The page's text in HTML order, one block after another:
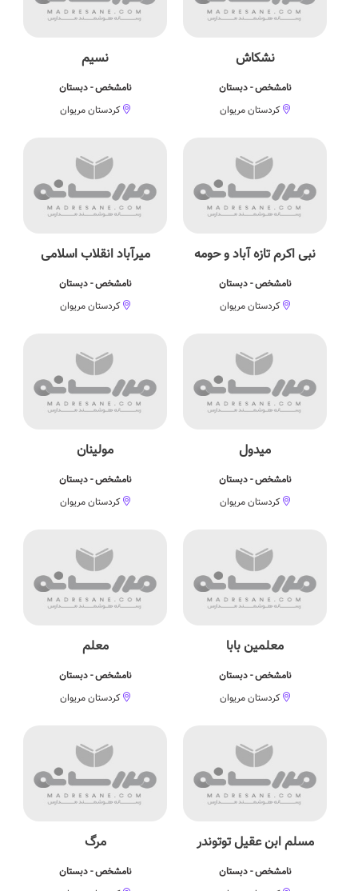
نشکاش
نامشخص - دبستان
کردستان مریوان
نسیم
نامشخص - دبستان
کردستان مریوان
نبی اکرم تازه آباد و حومه
نامشخص - دبستان
کردستان مریوان
میرآباد انقلاب اسلامی
نامشخص - دبستان
کردستان مریوان
میدول
نامشخص - دبستان
کردستان مریوان
مولینان
نامشخص - دبستان
کردستان مریوان
معلمین بابا
نامشخص - دبستان
کردستان مریوان
معلم
نامشخص - دبستان
کردستان مریوان
مسلم ابن عقیل توتوندر
نامشخص - دبستان
مرگ
نامشخص - دبستان